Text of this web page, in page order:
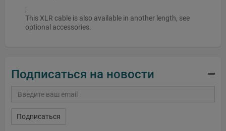
;
This XLR cable is also available in another length, see
optional accessories.
Подписаться на новости
Подписаться